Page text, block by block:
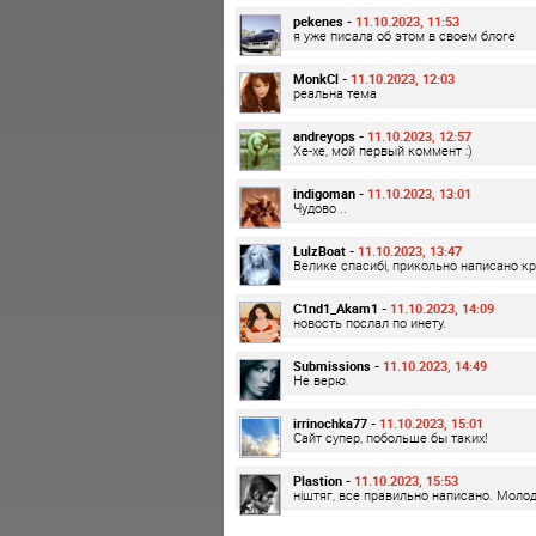
pekenes - 11.10.2023, 11:53
я уже писала об этом в своем блоге
MonkCl - 11.10.2023, 12:03
реальна тема
andreyops - 11.10.2023, 12:57
Хе-хе, мой первый коммент :)
indigoman - 11.10.2023, 13:01
Чудово ..
LulzBoat - 11.10.2023, 13:47
Велике спасибі, прикольно написано
C1nd1_Akam1 - 11.10.2023, 14:09
новость послал по инету.
Submissions - 11.10.2023, 14:49
Не верю.
irrinochka77 - 11.10.2023, 15:01
Сайт супер, побольше бы таких!
Plastion - 11.10.2023, 15:53
ніштяг, все правильно написано.